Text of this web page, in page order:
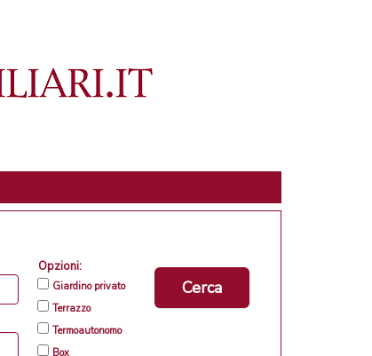
Opzioni:
Giardino privato
Terrazzo
Termoautonomo
Box
Cerca